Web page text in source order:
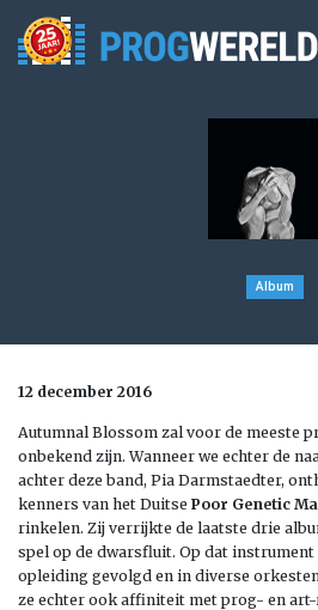
Album
12 december 2016
Autumnal Blossom zal voor de meeste
onbekend zijn. Wanneer we echter de
achter deze band, Pia Darmstaedter,
kenners van het Duitse Poor Genetic
rinkelen. Zij verrijkte de laatste drie
spel op de dwarsfluit. Op dat
opleiding gevolgd en in diverse
ze echter ook affiniteit met prog- en art-